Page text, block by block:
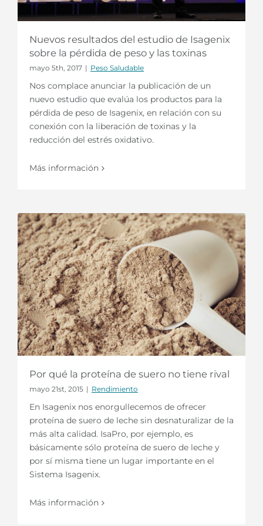
Nuevos resultados del estudio de Isagenix
sobre la pérdida de peso y las toxinas
mayo 5th, 2017 | Peso Saludable
Nos complace anunciar la publicación de un
nuevo estudio que evalúa los productos para la
pérdida de peso de Isagenix, en relación con su
conexión con la liberación de toxinas y la
reducción del estrés oxidativo.
Más información
Por qué la proteína de suero no tiene rival
mayo 21st, 2015 | Rendimiento
En Isagenix nos enorgullecemos de ofrecer
proteína de suero de leche sin desnaturalizar de la
más alta calidad. IsaPro, por ejemplo, es
básicamente sólo proteína de suero de leche y
por sí misma tiene un lugar importante en el
Sistema Isagenix.
Más información